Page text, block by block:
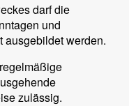
darf die
und
ausgebildet werden.
zulässig.